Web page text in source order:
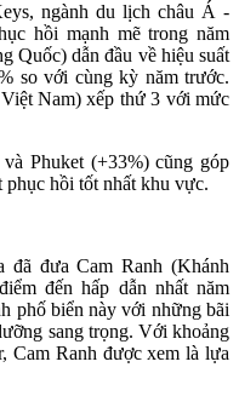
ngành du lịch châu Á -
hồi mạnh mẽ trong năm
Quốc) dẫn đầu về hiệu suất
so với cùng kỳ năm trước.
Nam) xếp thứ 3 với mức
Phuket (+33%) cũng góp
phục hồi tốt nhất khu vực.
đã đưa Cam Ranh (Khánh
đến hấp dẫn nhất năm
phố biển này với những bãi
sang trọng. Với khoảng
Cam Ranh được xem là lựa